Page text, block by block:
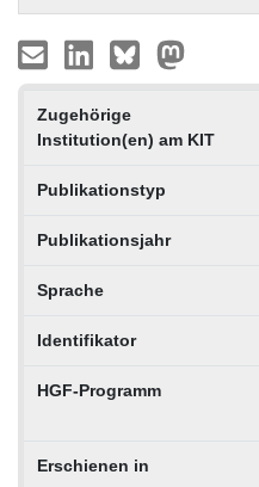
Zugehörige
Institution(en) am KIT
Publikationstyp
Publikationsjahr
Sprache
Identifikator
HGF-Programm
Erschienen in